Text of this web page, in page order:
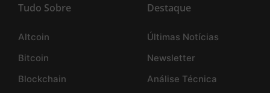
Tudo Sobre
Altcoin
Bitcoin
Blockchain
Destaque
Últimas Notícias
Newsletter
Análise Técnica